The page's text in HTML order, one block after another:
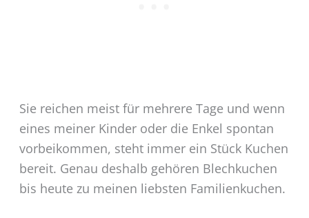
Sie reichen meist für mehrere Tage und wenn
eines meiner Kinder oder die Enkel spontan
vorbeikommen, steht immer ein Stück Kuchen
bereit. Genau deshalb gehören Blechkuchen
bis heute zu meinen liebsten Familienkuchen.